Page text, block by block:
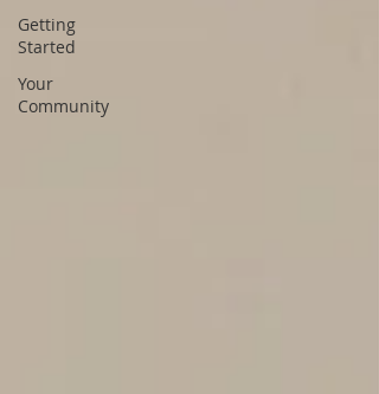
Getting
Started
Your
Community